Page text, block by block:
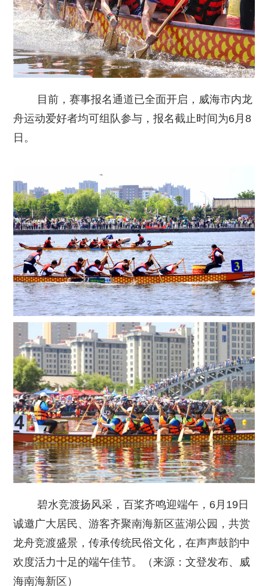
目前，赛事报名通道已全面开启，威海市内龙
舟运动爱好者均可组队参与，报名截止时间为6月8
日。
碧水竞渡扬风采，百桨齐鸣迎端午，6月19日
诚邀广大居民、游客齐聚南海新区蓝湖公园，共赏
龙舟竞渡盛景，传承传统民俗文化，在声声鼓韵中
欢度活力十足的端午佳节。（来源：文登发布、威
海南海新区）